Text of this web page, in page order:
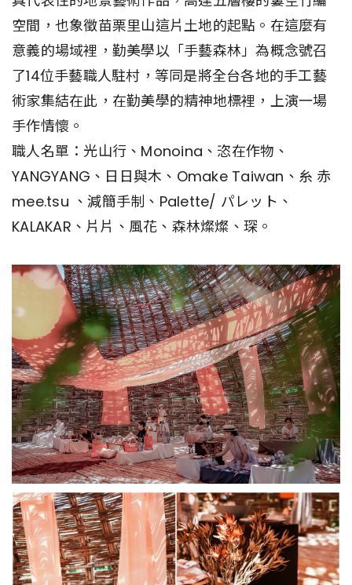
空間，也象徵苗栗里山這片土地的起點。在這麼有
意義的場域裡，勤美學以「手藝森林」為概念號召
了14位手藝職人駐村，等同是將全台各地的手工藝
術家集結在此，在勤美學的精神地標裡，上演一場
手作情懷。
職人名單：光山行、Monoina、恣在作物、
YANGYANG、日日與木、Omake Taiwan、糸 赤
mee.tsu 、減簡手制、Palette/ パレット、
KALAKAR、片片、風花、森林燦燦、琛。